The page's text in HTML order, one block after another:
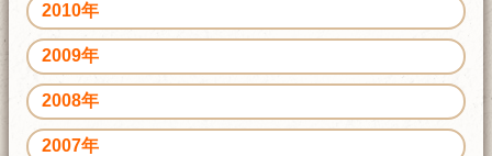
2010年
2009年
2008年
2007年